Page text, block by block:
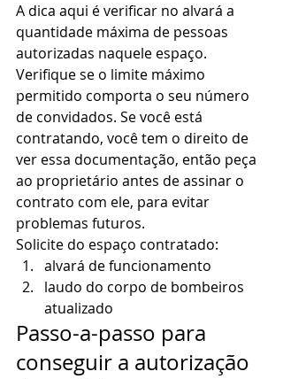
A dica aqui é verificar no alvará a
quantidade máxima de pessoas
autorizadas naquele espaço.
Verifique se o limite máximo
permitido comporta o seu número
de convidados. Se você está
contratando, você tem o direito de
ver essa documentação, então peça
ao proprietário antes de assinar o
contrato com ele, para evitar
problemas futuros.
Solicite do espaço contratado:
alvará de funcionamento
laudo do corpo de bombeiros
atualizado
Passo-a-passo para
conseguir a autorização